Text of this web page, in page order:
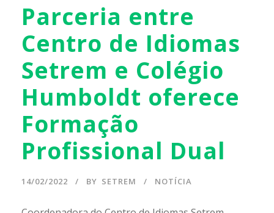
Parceria entre
Centro de Idiomas
Setrem e Colégio
Humboldt oferece
Formação
Profissional Dual
14/02/2022 BY SETREM NOTÍCIA